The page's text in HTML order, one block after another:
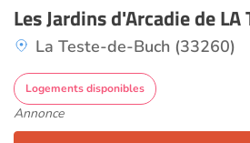
Les Jardins d'Arcadie de LA
La Teste-de-Buch (33260)
Logements disponibles
Annonce